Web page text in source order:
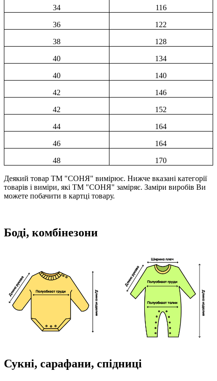
34 116
36 122
38 128
40 134
40 140
42 146
42 152
44 164
46 164
48 170
Деякий товар ТМ "СОНЯ" вимірює. Нижче вказані категорії
товарів і виміри, які ТМ "СОНЯ" заміряє. Заміри виробів Ви
можете побачити в картці товару.
Боді, комбінезони
Сукні, сарафани, спідниці